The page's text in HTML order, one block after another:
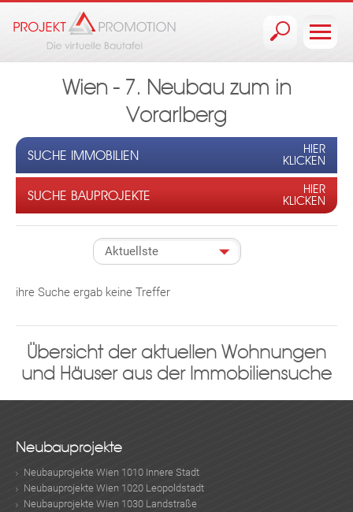
Wien - 7. Neubau zum in
Vorarlberg
SUCHE IMMOBILIEN
HIER
KLICKEN
SUCHE BAUPROJEKTE
HIER
KLICKEN
ihre Suche ergab keine Treffer
Übersicht der aktuellen Wohnungen
und Häuser aus der Immobiliensuche
Neubauprojekte
Neubauprojekte Wien 1010 Innere Stadt
Neubauprojekte Wien 1020 Leopoldstadt
Neubauprojekte Wien 1030 Landstraße